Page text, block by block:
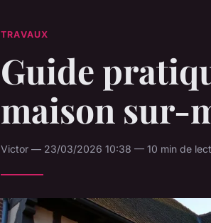
TRAVAUX
Guide
maison sur-
Victor — 23/03/2026 10:38 — 10 min de